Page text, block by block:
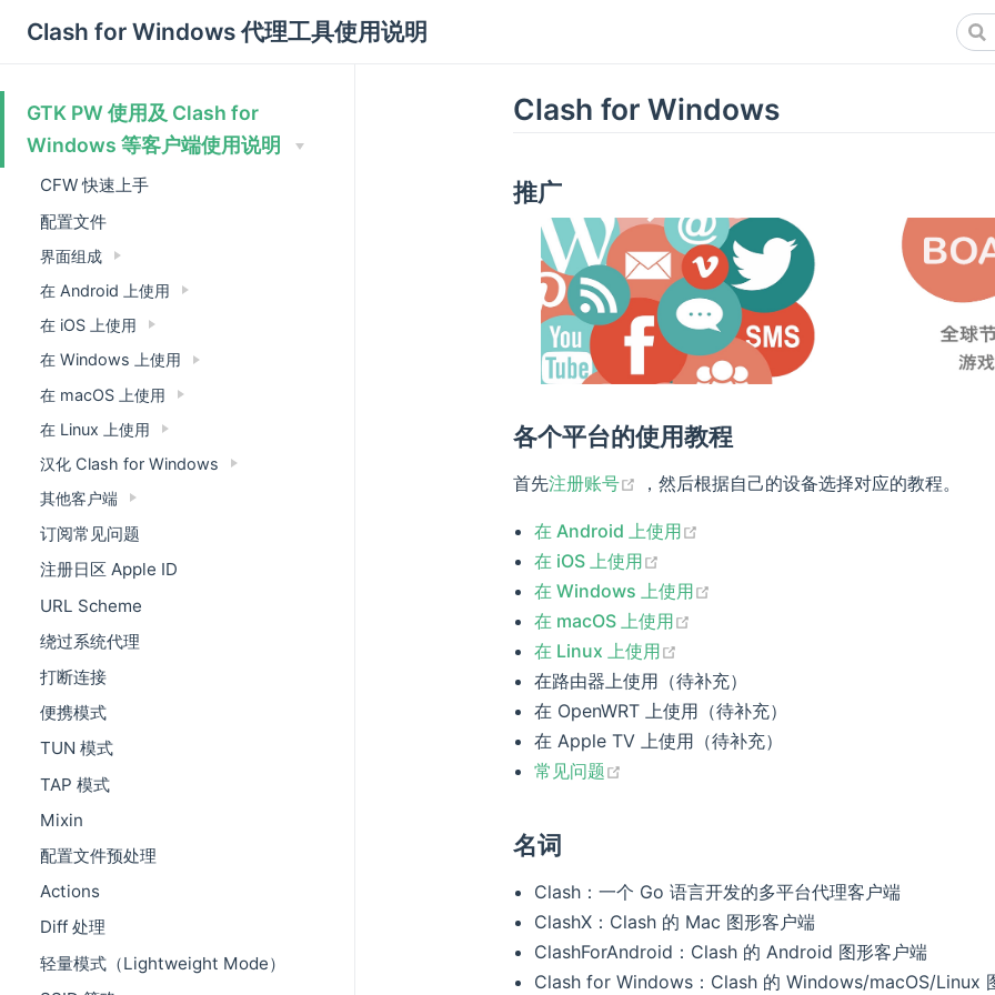
Clash for Windows 代理工具使用说明
GTK PW 使用及 Clash for
Windows 等客户端使用说明
CFW 快速上手
配置文件
界面组成
在 Android 上使用
在 iOS 上使用
在 Windows 上使用
在 macOS 上使用
在 Linux 上使用
汉化 Clash for Windows
其他客户端
订阅常见问题
注册日区 Apple ID
URL Scheme
绕过系统代理
打断连接
便携模式
TUN 模式
TAP 模式
Mixin
配置文件预处理
Actions
Diff 处理
轻量模式（Lightweight Mode）
Clash for Windows
推广
各个平台的使用教程
首先注册账号 (opens new window)
，然后根据自己的设备选择对应的教程。
在 Android 上使用
在 iOS 上使用
在 Windows 上使用
在 macOS 上使用
在 Linux 上使用
在路由器上使用（待补充）
在 OpenWRT 上使用（待补充）
在 Apple TV 上使用（待补充）
常见问题
名词
Clash：一个 Go 语言开发的多平台代理客户端
ClashX：Clash 的 Mac 图形客户端
ClashForAndroid：Clash 的 Android 图形客户端
Clash for Windows：Clash 的 Windows/macOS/Linux